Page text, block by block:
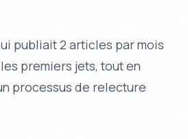
publiait 2 articles par mois
premiers jets, tout en
processus de relecture